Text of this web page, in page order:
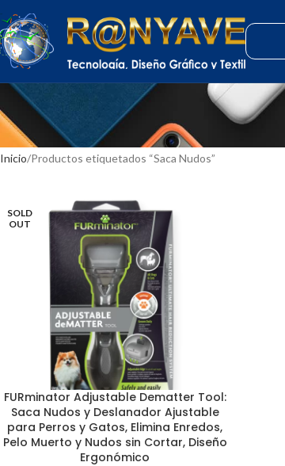
Inicio Productos etiquetados “Saca Nudos”
SOLD
OUT
LEER MÁS
FURminator Adjustable Dematter Tool:
Saca Nudos y Deslanador Ajustable
para Perros y Gatos, Elimina Enredos,
Pelo Muerto y Nudos sin Cortar, Diseño
Ergonómico